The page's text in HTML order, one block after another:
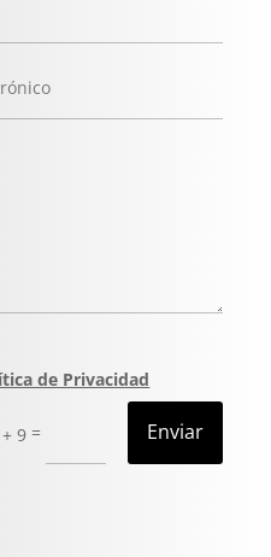
de Privacidad
9 = Enviar